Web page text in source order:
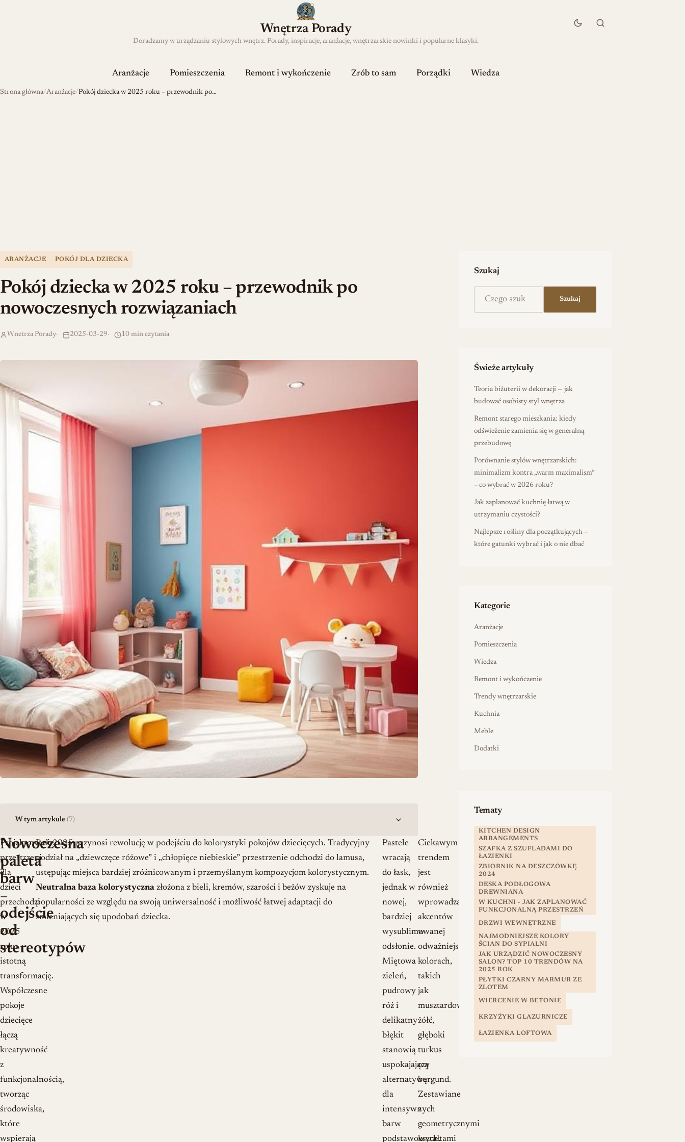
Wnętrza Porady
Doradzamy w urządzaniu stylowych wnętrz. Porady, inspiracje, aranżacje, wnętrzarskie nowinki i popularne klasyki.
Aranżacje Pomieszczenia Remont i wykończenie Zrób to sam Porządki Wiedza
Strona główna Aranżacje Pokój dziecka w 2025 roku – przewodnik po…
ARANŻACJE POKÓJ DLA DZIECKA
Pokój dziecka w 2025 roku – przewodnik po
nowoczesnych rozwiązaniach
Wnetrza Porady 2025-03-29 10 min czytania
W tym artykule (7)
Projektowanie
przestrzeni
dla
dzieci
przechodzi
w
2025
roku
istotną
transformację.
Współczesne
pokoje
dziecięce
łączą
kreatywność
z
funkcjonalnością,
tworząc
środowiska,
które
wspierają
Nowoczesna
paleta
barw
–
odejście
od
stereotypów
Rok 2025 przynosi rewolucję w podejściu do kolorystyki pokojów dziecięcych. Tradycyjny
podział na „dziewczęce różowe” i „chłopięce niebieskie” przestrzenie odchodzi do lamusa,
ustępując miejsca bardziej zróżnicowanym i przemyślanym kompozycjom kolorystycznym.
Neutralna baza kolorystyczna złożona z bieli, kremów, szarości i beżów zyskuje na
popularności ze względu na swoją uniwersalność i możliwość łatwej adaptacji do
zmieniających się upodobań dziecka.
Pastele
wracają
do łask,
jednak w
nowej,
bardziej
wysublimowanej
odsłonie.
Miętowa
zieleń,
pudrowy
róż i
delikatny
błękit
stanowią
uspokajającą
alternatywę
dla
intensywnych
barw
podstawowych.
Ciekawym
trendem
jest
również
wprowadzanie
akcentów
w
odważniejszych
kolorach,
takich
jak
musztardowa
żółć,
głęboki
turkus
czy
burgund.
Zestawiane
z
geometrycznymi
kształtami
Szukaj
Szukaj
Świeże artykuły
Teoria biżuterii w dekoracji — jak
budować osobisty styl wnętrza
Remont starego mieszkania: kiedy
odświeżenie zamienia się w generalną
przebudowę
Porównanie stylów wnętrzarskich:
minimalizm kontra „warm maximalism”
– co wybrać w 2026 roku?
Jak zaplanować kuchnię łatwą w
utrzymaniu czystości?
Najlepsze rośliny dla początkujących –
które gatunki wybrać i jak o nie dbać
Kategorie
Aranżacje
Pomieszczenia
Wiedza
Remont i wykończenie
Trendy wnętrzarskie
Kuchnia
Meble
Dodatki
Tematy
KITCHEN DESIGN
ARRANGEMENTS
SZAFKA Z SZUFLADAMI DO
ŁAZIENKI
ZBIORNIK NA DESZCZÓWKĘ
2024
DESKA PODŁOGOWA
DREWNIANA
W KUCHNI - JAK ZAPLANOWAĆ
FUNKCJONALNĄ PRZESTRZEŃ
DRZWI WEWNĘTRZNE
NAJMODNIEJSZE KOLORY
ŚCIAN DO SYPIALNI
JAK URZĄDZIĆ NOWOCZESNY
SALON? TOP 10 TRENDÓW NA
2025 ROK
PŁYTKI CZARNY MARMUR ZE
ZLOTEM
WIERCENIE W BETONIE
KRZYŻYKI GLAZURNICZE
ŁAZIENKA LOFTOWA